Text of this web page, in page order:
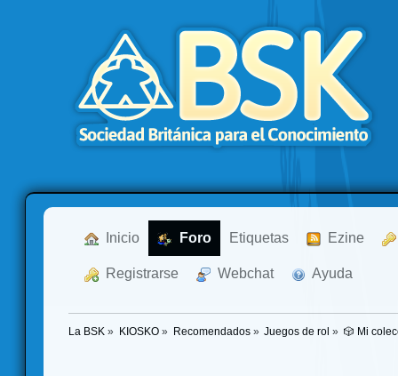
Inicio Foro Etiquetas Ezine
Registrarse Webchat Ayuda
La BSK » KIOSKO» Recomendados» Juegos de rol » 🎲 Mi